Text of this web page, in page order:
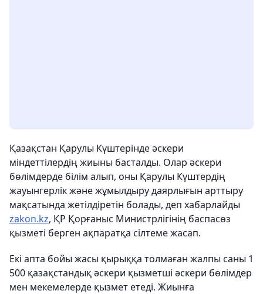
Қазақстан Қарулы Күштерінде әскери
міндеттілердің жиыны басталды. Олар әскери
бөлімдерде білім алып, оны Қарулы Күштердің
жауынгерлік және жұмылдыру даярлығын арттыру
мақсатында жетілдіретін болады, деп хабарлайды
zakon.kz, ҚР Қорғаныс Министрлігінің баспасөз
қызметі берген ақпаратқа сілтеме жасап.
Екі апта бойы жасы қырыққа толмаған жалпы саны 1
500 қазақстандық әскери қызметші әскери бөлімдер
мен мекемелерде қызмет етеді. Жиынға